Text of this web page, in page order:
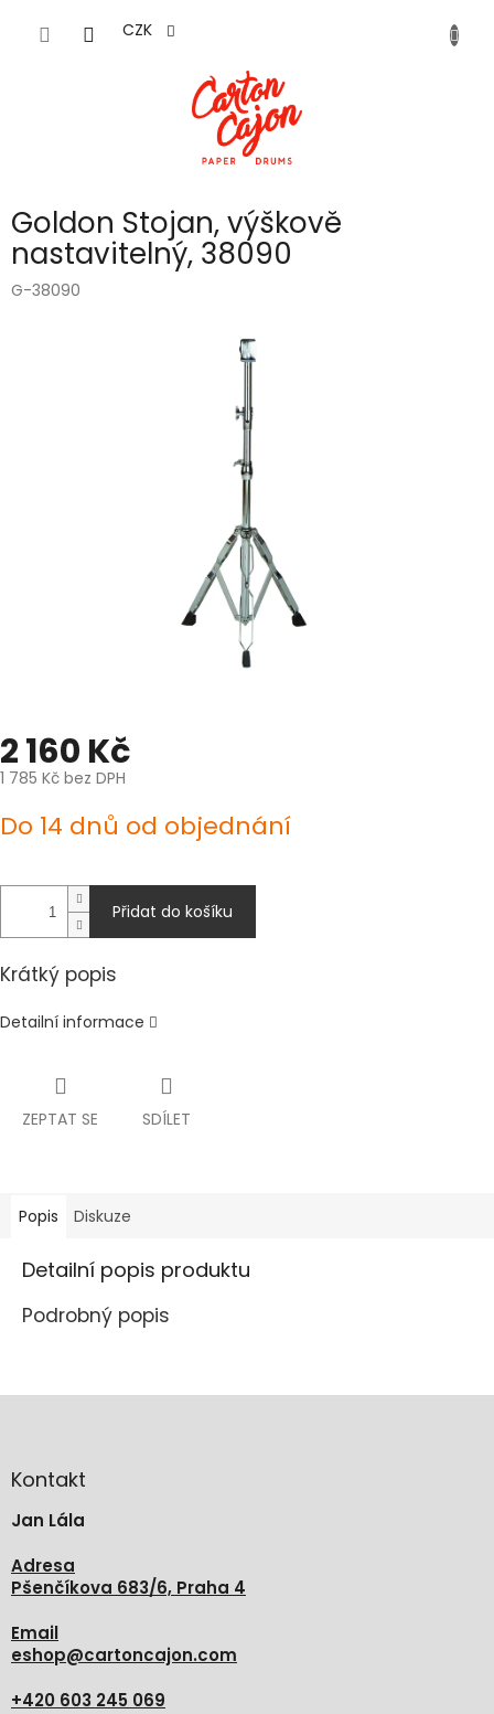
CZK
Goldon Stojan, výškově
nastavitelný, 38090
G-38090
2 160 Kč
1 785 Kč bez DPH
cena:
Do 14 dnů od objednání
Přidat do košíku
Krátký popis
Detailní informace
ZEPTAT SE SDÍLET
Popis Diskuze
Detailní popis produktu
Podrobný popis
aKontakt
Jan Lála
Adresa
Pšenčíkova 683/6, Praha 4
Email
eshop@cartoncajon.com
+420 603 245 069